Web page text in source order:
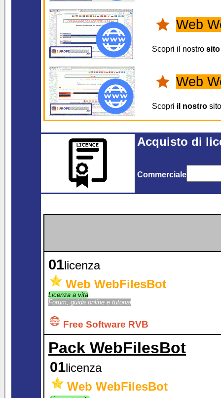
Web
Scopri il nostro sito
Web
Scopri il nostro
Acquisto di
Commerciale
01licenza
Web WebFilesBot
Licenza a vita
Forum, guida online e tutorial
Free Software RVB
Pack WebFilesBot
01licenza
Web WebFilesBot